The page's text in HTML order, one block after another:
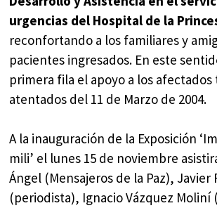
urgencias del Hospital de la
reconfortando a los familiares y
pacientes ingresados. En este
primera fila el apoyo a los afectados
atentados del 11 de Marzo de 2004.
A la inauguración de la Exposición
mili’ el lunes 15 de noviembre
Ángel (Mensajeros de la Paz), Javier
(periodista), Ignacio Vázquez